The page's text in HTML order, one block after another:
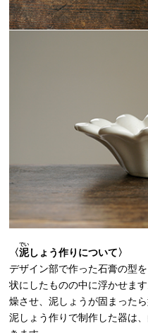
〈泥
でい
しょう作りについて〉
デザイン部で作った石膏の型
状にしたものの中に浮かせま
燥させ、泥しょうが固まったら
泥しょう作りで制作した器は